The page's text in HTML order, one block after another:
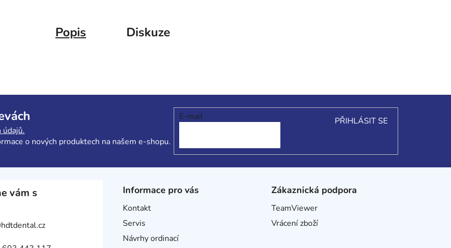
Popis Diskuze
údajů.
o nových produktech na našem e-shopu.
E-mail PŘIHLÁSIT SE
vám s
hdtdental.cz
Informace pro vás
Kontakt
Servis
Návrhy ordinací
Zákaznická podpora
TeamViewer
Vrácení zboží